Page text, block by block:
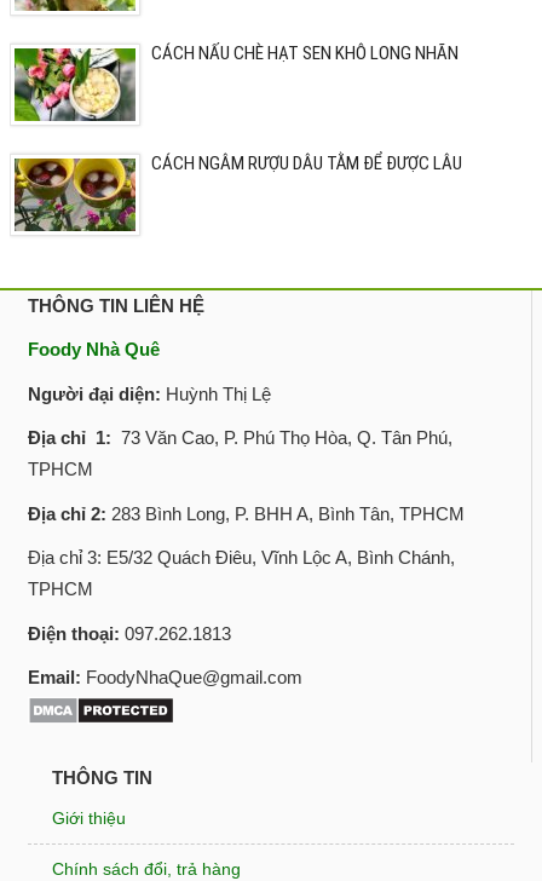
CÁCH NẤU CHÈ HẠT SEN KHÔ LONG NHÃN
CÁCH NGÂM RƯỢU DÂU TẰM ĐỂ ĐƯỢC LÂU
THÔNG TIN LIÊN HỆ
Foody Nhà Quê
Người đại diện: Huỳnh Thị Lệ
Địa chỉ 1: 73 Văn Cao, P. Phú Thọ Hòa, Q. Tân Phú,
TPHCM
Địa chỉ 2: 283 Bình Long, P. BHH A, Bình Tân, TPHCM
Địa chỉ 3: E5/32 Quách Điêu, Vĩnh Lộc A, Bình Chánh,
TPHCM
Điện thoại: 097.262.1813
Email: FoodyNhaQue@gmail.com
THÔNG TIN
Giới thiệu
Chính sách đổi, trả hàng